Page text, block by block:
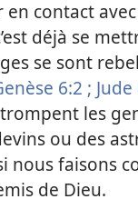
contact
déjà se
se sont
6:2 ; Jude
les
ou des
nous faisons
de Dieu.